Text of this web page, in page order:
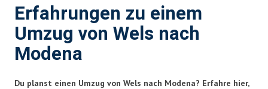
Erfahrungen zu einem
Umzug von Wels nach
Modena
Du planst einen Umzug von Wels nach Modena? Erfahre hier,